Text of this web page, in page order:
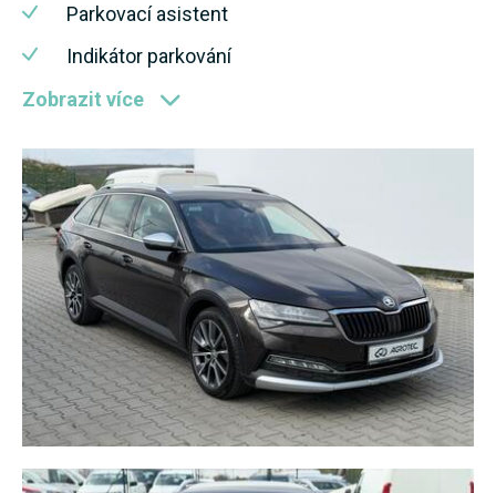
Parkovací asistent
Indikátor parkování
Zobrazit více